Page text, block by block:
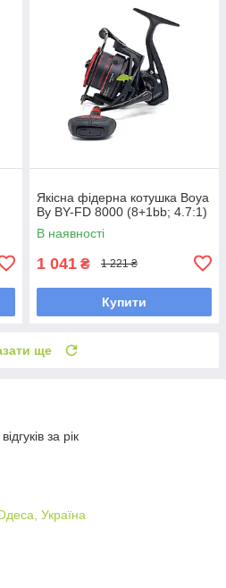
Якісна фідерна котушка Boya
By BY-FD 8000 (8+1bb; 4.7:1)
В наявності
1 041 ₴ 1 221 ₴
Купити
ще
за рік
Україна